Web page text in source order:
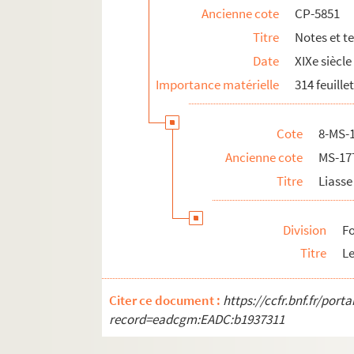
Ancienne cote
CP-5851
Titre
Notes et
Date
XIXe siècle
Importance matérielle
314
Cote
8-​MS-
Ancienne cote
MS-
Titre
Division
Titre
Citer ce document : https://ccfr.bnf.fr/
record=eadcgm:EADC:b1937311